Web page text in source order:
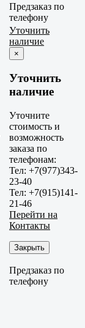
Предзаказ по
телефону
Уточнить
наличие
×
Уточнить
наличие
Уточните
стоимость и
возможность
заказа по
телефонам:
Тел: +7(977)343-
23-40
Тел: +7(915)141-
21-46
Перейти на
Контакты
Закрыть
Предзаказ по
телефону